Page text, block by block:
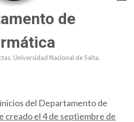
de
Universidad Nacional de Salta.
del Departamento de
creado el 4 de septiembre de